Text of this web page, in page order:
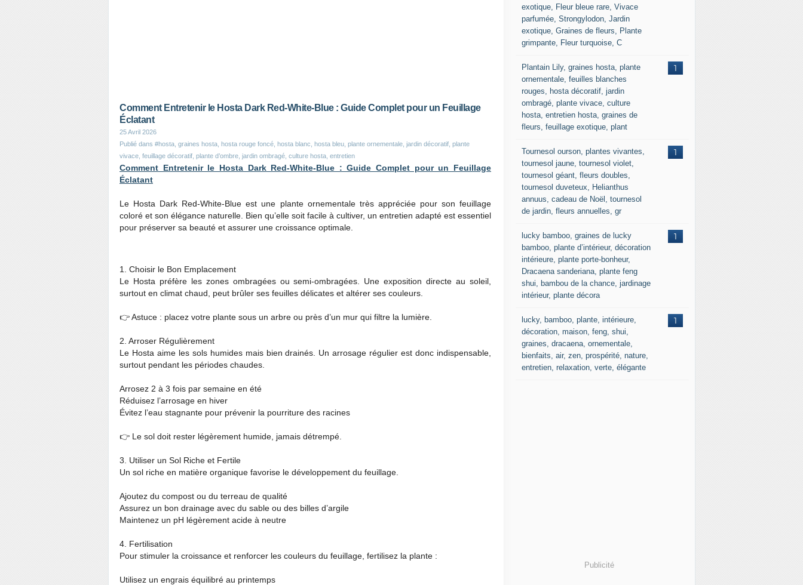
Comment Entretenir le Hosta Dark Red-White-Blue : Guide Complet pour un Feuillage
Éclatant
25 Avril 2026
Publié dans #hosta, graines hosta, hosta rouge foncé, hosta blanc, hosta bleu, plante ornementale, jardin décoratif, plante
vivace, feuillage décoratif, plante d’ombre, jardin ombragé, culture hosta, entretien
Comment Entretenir le Hosta Dark Red-White-Blue : Guide Complet pour un Feuillage
Éclatant
Le Hosta Dark Red-White-Blue est une plante ornementale très appréciée pour son feuillage
coloré et son élégance naturelle. Bien qu’elle soit facile à cultiver, un entretien adapté est essentiel
pour préserver sa beauté et assurer une croissance optimale.
1. Choisir le Bon Emplacement
Le Hosta préfère les zones ombragées ou semi-ombragées. Une exposition directe au soleil,
surtout en climat chaud, peut brûler ses feuilles délicates et altérer ses couleurs.
👉 Astuce : placez votre plante sous un arbre ou près d’un mur qui filtre la lumière.
2. Arroser Régulièrement
Le Hosta aime les sols humides mais bien drainés. Un arrosage régulier est donc indispensable,
surtout pendant les périodes chaudes.
Arrosez 2 à 3 fois par semaine en été
Réduisez l’arrosage en hiver
Évitez l’eau stagnante pour prévenir la pourriture des racines
👉 Le sol doit rester légèrement humide, jamais détrempé.
3. Utiliser un Sol Riche et Fertile
Un sol riche en matière organique favorise le développement du feuillage.
Ajoutez du compost ou du terreau de qualité
Assurez un bon drainage avec du sable ou des billes d’argile
Maintenez un pH légèrement acide à neutre
4. Fertilisation
Pour stimuler la croissance et renforcer les couleurs du feuillage, fertilisez la plante :
Utilisez un engrais équilibré au printemps
exotique, Fleur bleue rare, Vivace
parfumée, Strongylodon, Jardin
exotique, Graines de fleurs, Plante
grimpante, Fleur turquoise, C
1
Plantain Lily, graines hosta, plante
ornementale, feuilles blanches
rouges, hosta décoratif, jardin
ombragé, plante vivace, culture
hosta, entretien hosta, graines de
fleurs, feuillage exotique, plant
1
Tournesol ourson, plantes vivantes,
tournesol jaune, tournesol violet,
tournesol géant, fleurs doubles,
tournesol duveteux, Helianthus
annuus, cadeau de Noël, tournesol
de jardin, fleurs annuelles, gr
1
lucky bamboo, graines de lucky
bamboo, plante d’intérieur, décoration
intérieure, plante porte-bonheur,
Dracaena sanderiana, plante feng
shui, bambou de la chance, jardinage
intérieur, plante décora
1
lucky, bamboo, plante, intérieure,
décoration, maison, feng, shui,
graines, dracaena, ornementale,
bienfaits, air, zen, prospérité, nature,
entretien, relaxation, verte, élégante
Publicité